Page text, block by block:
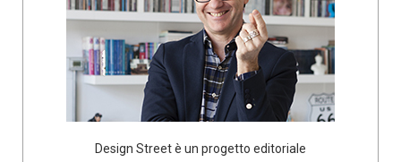
Design Street è un progetto editoriale